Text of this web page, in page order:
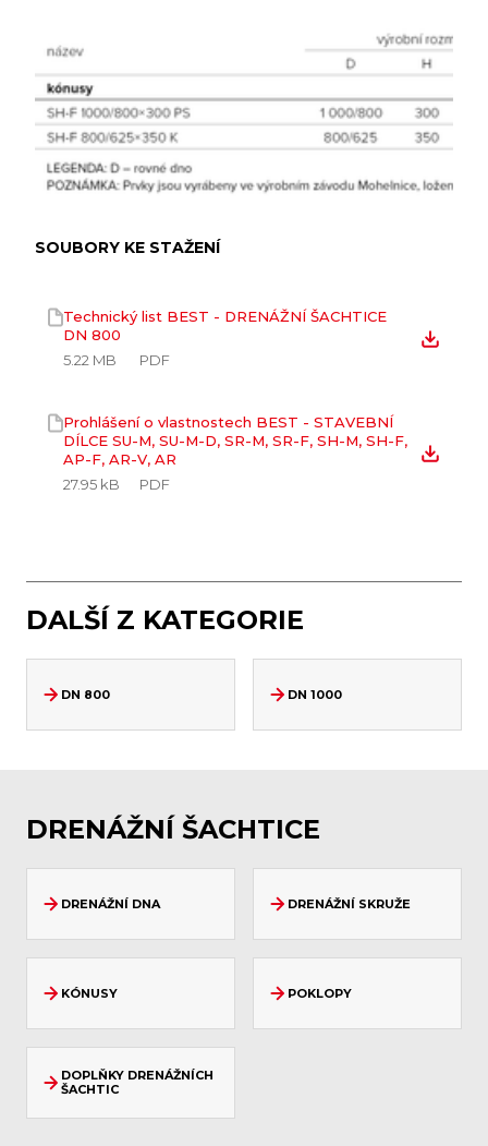
SOUBORY KE STAŽENÍ
Technický list BEST - DRENÁŽNÍ ŠACHTICE
DN 800
5.22 MB
PDF
Prohlášení o vlastnostech BEST - STAVEBNÍ
DÍLCE SU-M, SU-M-D, SR-M, SR-F, SH-M, SH-F,
AP-F, AR-V, AR
27.95 kB
PDF
DALŠÍ Z KATEGORIE
DN 800 DN 1000
DRENÁŽNÍ ŠACHTICE
DRENÁŽNÍ DNA DRENÁŽNÍ SKRUŽE
KÓNUSY POKLOPY
DOPLŇKY DRENÁŽNÍCH
ŠACHTIC